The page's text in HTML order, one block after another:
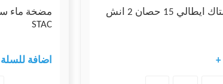
STAC
+ اضافة للسلة
مضخة ماء ستاك ايطالي 15 حصان 2 انش